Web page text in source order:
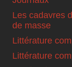
Les cadavres
de masse
Littérature
Littérature